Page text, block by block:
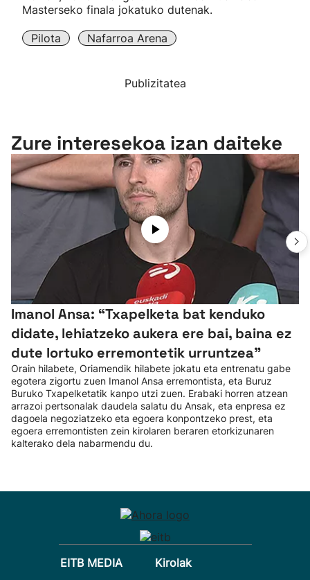
Masterseko finala jokatuko dutenak.
Pilota Nafarroa Arena
Publizitatea
Zure interesekoa izan daiteke
Imanol Ansa: “Txapelketa bat kenduko
didate, lehiatzeko aukera ere bai, baina ez
dute lortuko erremontetik urruntzea"
Orain hilabete, Oriamendik hilabete jokatu eta entrenatu gabe
egotera zigortu zuen Imanol Ansa erremontista, eta Buruz
Buruko Txapelketatik kanpo utzi zuen. Erabaki horren atzean
arrazoi pertsonalak daudela salatu du Ansak, eta enpresa ez
dagoela negoziatzeko eta egoera konpontzeko prest, eta
egoera erremontisten zein kirolaren beraren etorkizunaren
kalterako dela nabarmendu du.
EITB MEDIA
Kirolak